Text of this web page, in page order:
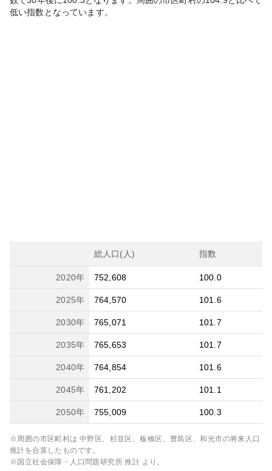
低い指数となっています。
総人口(人) 指数
2020年 752,608 100.0
2025年 764,570 101.6
2030年 765,071 101.7
2035年 765,653 101.7
2040年 764,854 101.6
2045年 761,202 101.1
2050年 755,009 100.3
※周囲の市区町村は 中野区、杉並区、板橋区、豊島区、和光市の将来人口
推計を合算したものです。
※国立社会保障・人口問題研究所 推計 より。